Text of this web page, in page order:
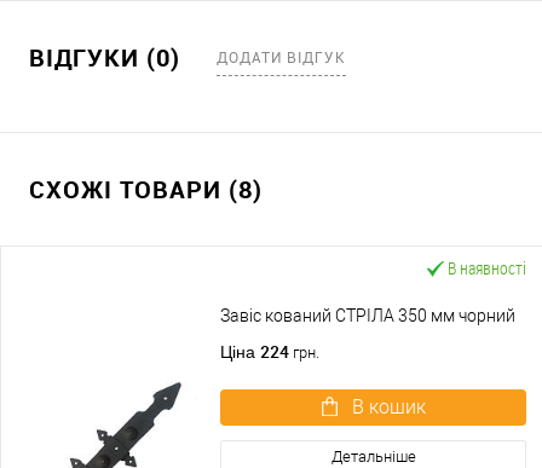
ВІДГУКИ (0) ДОДАТИ ВІДГУК
СХОЖІ ТОВАРИ (8)
В наявності
Завіс кований СТРІЛА 350 мм чорний
Ціна 224 грн.
В кошик
Детальніше